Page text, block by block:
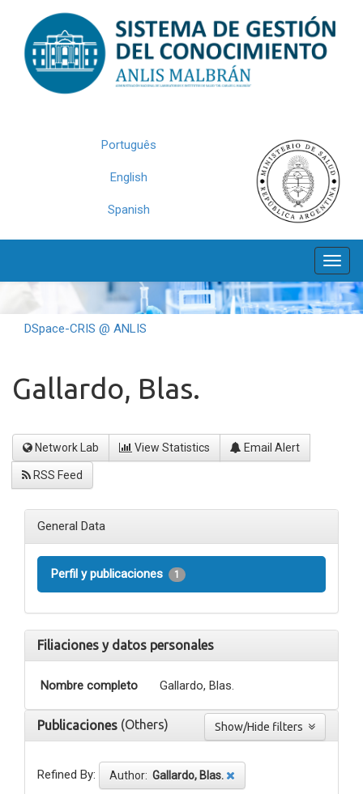
navigation
Português
English
Spanish
DSpace-CRIS @ ANLIS
Gallardo, Blas.
Network Lab View Statistics Email Alert
RSS Feed
General Data
Perfil y publicaciones 1
Filiaciones y datos personales
Nombre completo Gallardo, Blas.
Publicaciones (Others)
Refined By: Author: Gallardo, Blas.